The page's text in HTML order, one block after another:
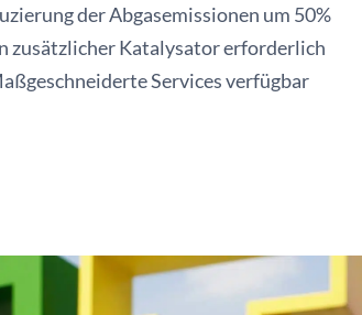
der Abgasemissionen um 50%
zusätzlicher Katalysator erforderlich
Services verfügbar